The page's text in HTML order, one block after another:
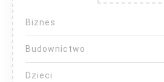
Biznes
Budownictwo
Dzieci